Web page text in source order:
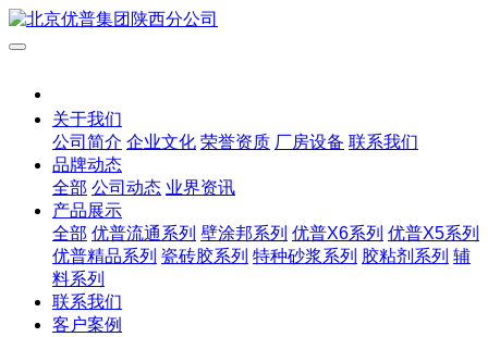
关于我们
公司简介 企业文化 荣誉资质 厂房设备 联系我们
品牌动态
全部 公司动态 业界资讯
产品展示
全部 优普流通系列 壁涂邦系列 优普X6系列 优普X5系列
优普精品系列 瓷砖胶系列 特种砂浆系列 胶粘剂系列 辅
料系列
联系我们
客户案例